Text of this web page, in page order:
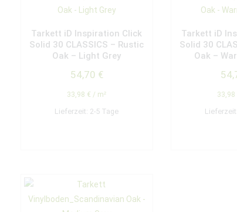
Tarkett iD Inspiration Click
Solid 30 CLASSICS – Rustic
Oak – Light Grey
54,70 €
33,98 € / m²
Lieferzeit: 2-5 Tage
Tarkett iD
Solid 30
Oak –
33,98
Lieferzeit: